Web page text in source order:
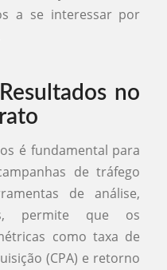
a se interessar por
no
é fundamental para
de tráfego
de análise,
permite que os
como taxa de
(CPA) e retorno